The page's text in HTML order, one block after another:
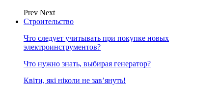
Prev Next
Строительство
Что следует учитывать при покупке новых
электроинструментов?
Что нужно знать, выбирая генератор?
Квіти, які ніколи не зав’януть!